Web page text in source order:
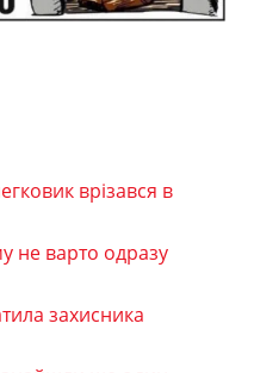
врізався в
не варто одразу
захисника